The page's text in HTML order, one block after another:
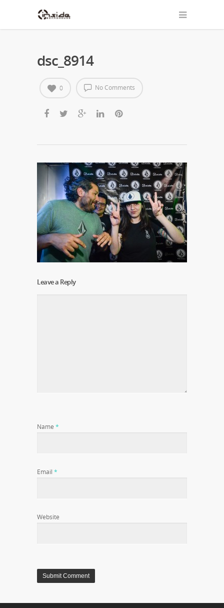
dsc_8914
No Comments
0
Leave a Reply
Name *
Email *
Website